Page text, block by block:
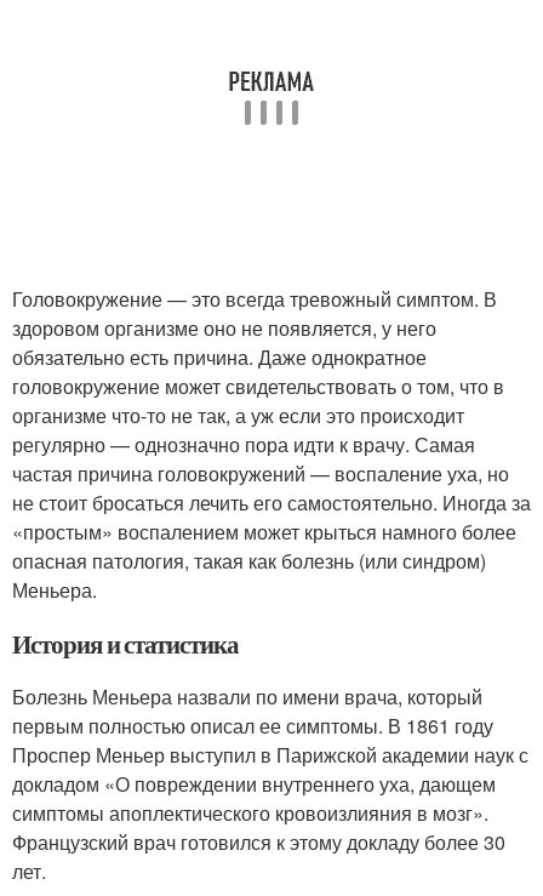
Головокружение — это всегда тревожный симптом. В
здоровом организме оно не появляется, у него
обязательно есть причина. Даже однократное
головокружение может свидетельствовать о том, что в
организме что-то не так, а уж если это происходит
регулярно — однозначно пора идти к врачу. Самая
частая причина головокружений — воспаление уха, но
не стоит бросаться лечить его самостоятельно. Иногда за
«простым» воспалением может крыться намного более
опасная патология, такая как болезнь (или синдром)
Меньера.
История и статистика
Болезнь Меньера назвали по имени врача, который
первым полностью описал ее симптомы. В 1861 году
Проспер Меньер выступил в Парижской академии наук с
докладом «О повреждении внутреннего уха, дающем
симптомы апоплектического кровоизлияния в мозг».
Французский врач готовился к этому докладу более 30
лет.